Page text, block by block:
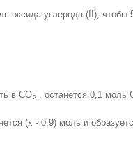
оксида углерода (II), чтобы
в CO2 , останется 0,1 моль
(х - 0,9) моль и